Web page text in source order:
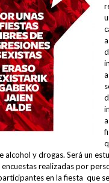
alcohol y drogas. Será un
realizadas por
en la fiesta que